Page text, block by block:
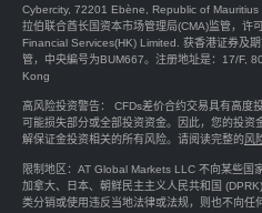
Cybercity, 72201 Ebène, Republic of
拉伯联合酋长国资本市场管理局(CMA)监管，
Financial Services(HK) Limited. 获香港证券及
管，中央編号为BUM667。注册地址是：17/F,
Kong
高风险投资警告： CFDs差价合约交易具有高度
可能损失部分或全部投资资金。因此，您的投资
解保证金投资相关的所有风险。请阅读完整的风
限制地区：AT Global Markets LLC 不向某些国
加拿大、日本、朝鲜民主主义人民共和国
类分销或使用违反当地法律或法规，则也不向任